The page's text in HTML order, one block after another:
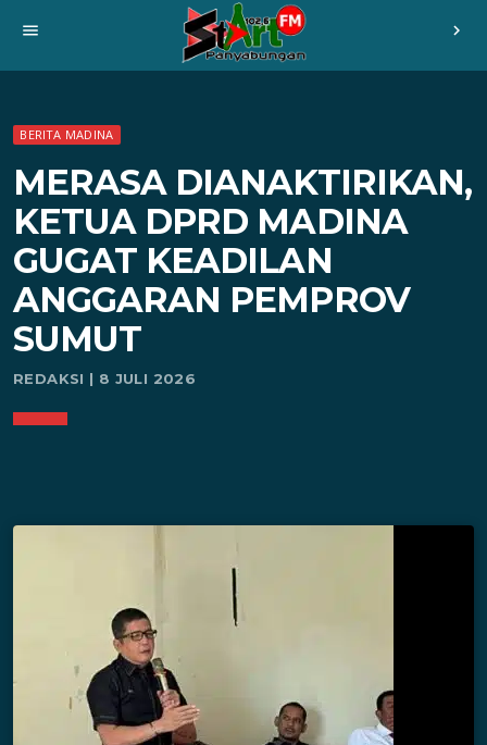
menu chevron_right
BERITA MADINA
MERASA DIANAKTIRIKAN,
KETUA DPRD MADINA
GUGAT KEADILAN
ANGGARAN PEMPROV
SUMUT
REDAKSI | 8 JULI 2026